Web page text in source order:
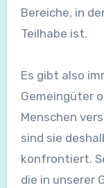
Bereiche, in
Teilhabe ist.
Es gibt also
Gemeingüter
Menschen
sind sie
konfrontiert.
die in unserer